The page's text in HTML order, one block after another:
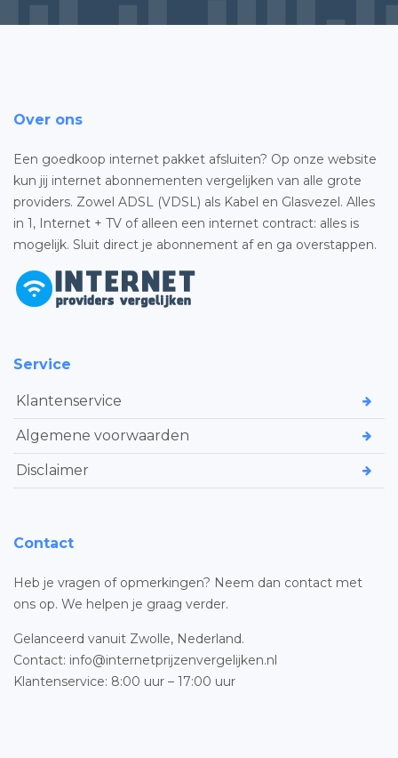
Over ons
Een goedkoop internet pakket afsluiten? Op onze website
kun jij internet abonnementen vergelijken van alle grote
providers. Zowel ADSL (VDSL) als Kabel en Glasvezel. Alles
in 1, Internet + TV of alleen een internet contract: alles is
mogelijk. Sluit direct je abonnement af en ga overstappen.
Service
Klantenservice
Algemene voorwaarden
Disclaimer
Contact
Heb je vragen of opmerkingen? Neem dan contact met
ons op. We helpen je graag verder.
Gelanceerd vanuit Zwolle, Nederland.
Contact: info@internetprijzenvergelijken.nl
Klantenservice: 8:00 uur – 17:00 uur